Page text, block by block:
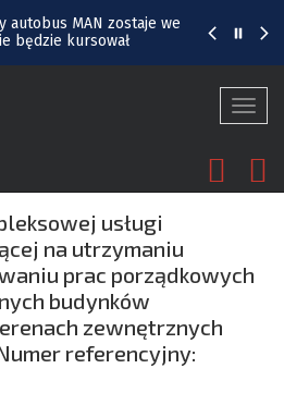
będzie kursował
muzyki Chopina w
Olimpijskim. Tak
pracownicy z
usługi
na utrzymaniu
prac porządkowych
budynków
zewnętrznych
referencyjny: